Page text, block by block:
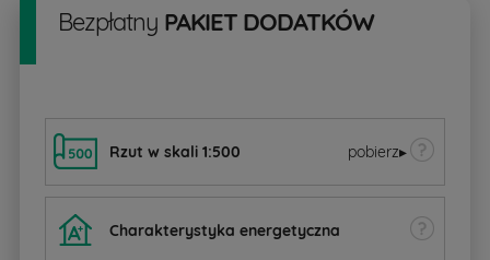
Bezpłatny PAKIET DODATKÓW
Rzut w skali 1:500 pobierz▸
Charakterystyka energetyczna